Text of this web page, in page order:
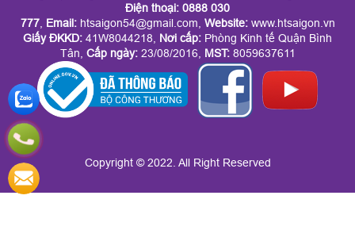
Điện thoại: 0888 030
777, Email:htsaigon54@gmail.com, Website:www.htsaigon.vn
Giấy ĐKKD: 41W8044218, Nơi cấp: Phòng Kinh tế Quận Bình
Tân, Cấp ngày:23/08/2016, MST:8059637611
Copyright © 2022. All Right Reserved